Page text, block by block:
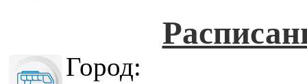
Город: